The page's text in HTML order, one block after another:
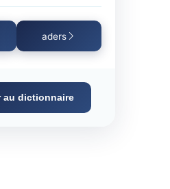
aders
au dictionnaire